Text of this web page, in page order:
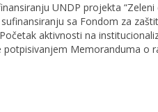
UNDP projekta
sa Fondom za
aktivnosti na
Memoranduma o